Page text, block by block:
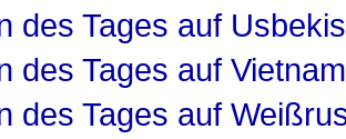
des Tages auf
des Tages auf
des Tages auf